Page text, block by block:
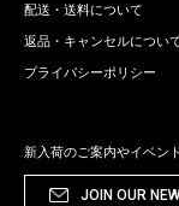
配送・送料について
返品・キャンセルについ
プライバシーポリシー
新入荷のご案内やイベン
JOIN OUR